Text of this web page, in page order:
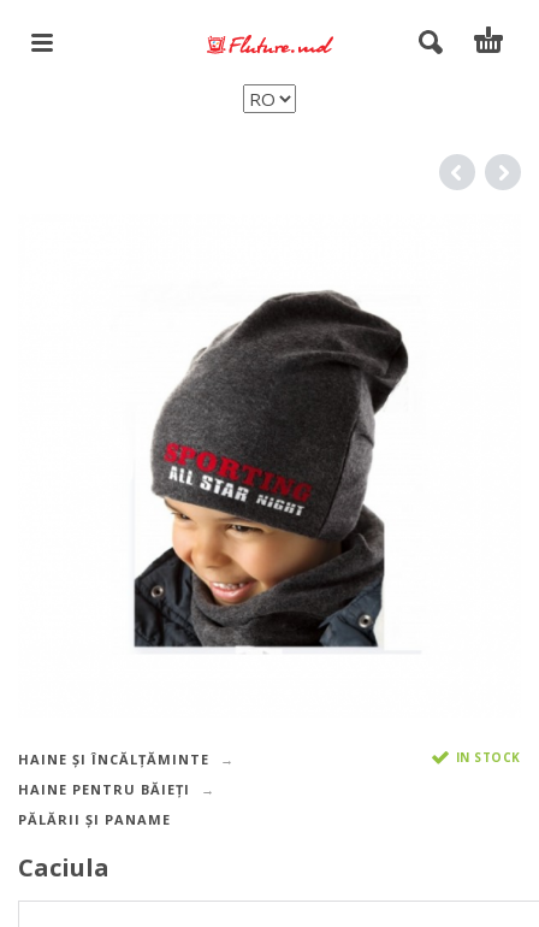
HAINE ȘI ÎNCĂLȚĂMINTE
HAINE PENTRU BĂIEȚI
PĂLĂRII ȘI PANAME
IN STOCK
Caciula